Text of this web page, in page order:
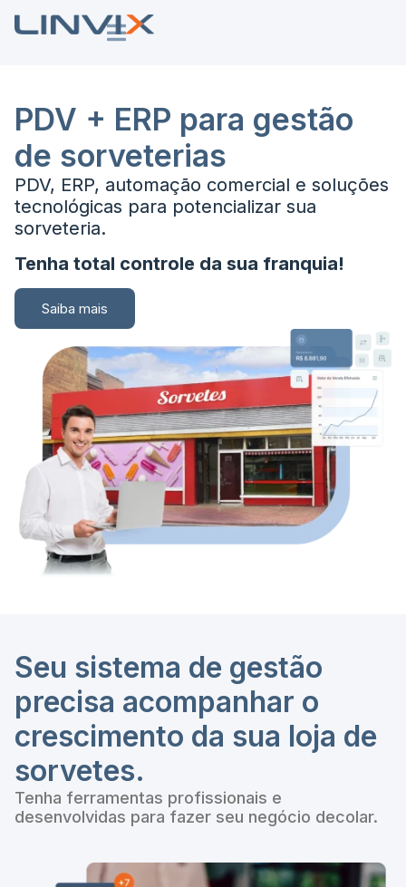
PDV + ERP para gestão
de sorveterias
PDV, ERP, automação comercial e soluções
tecnológicas para potencializar sua
sorveteria.
Tenha total controle da sua franquia!
Saiba mais
Seu sistema de gestão
precisa acompanhar o
crescimento da sua loja de
sorvetes.
Tenha ferramentas profissionais e
desenvolvidas para fazer seu negócio decolar.